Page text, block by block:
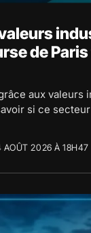
de Paris
aux valeurs
si ce
AOÛT 2026 À 18H47